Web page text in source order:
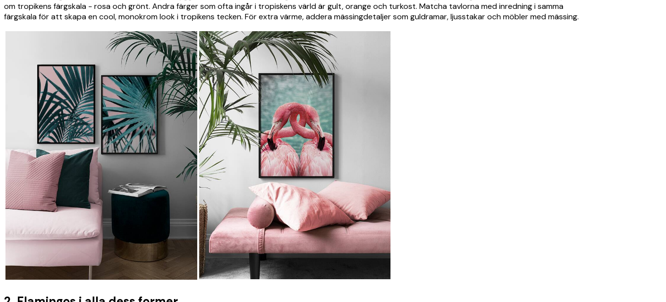
om tropikens färgskala - rosa och grönt. Andra färger som ofta ingår i tropiskens värld är gult, orange och turkost. Matcha tavlorna med inredning i samma
färgskala för att skapa en cool, monokrom look i tropikens tecken. För extra värme, addera mässingdetaljer som guldramar, ljusstakar och möbler med mässing.